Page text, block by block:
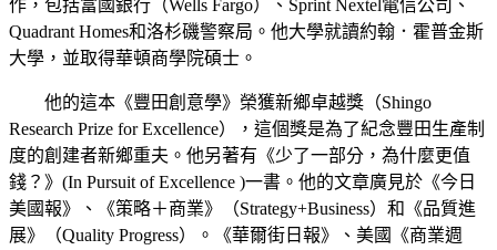
作，包括富國銀行（Wells Fargo）、Sprint Nextel電信公司、
Quadrant Homes和洛杉磯警察局。他大學就讀約翰．霍普金斯
大學，並取得華頓商學院碩士。
他的這本《豐田創意學》榮獲新鄉卓越獎（Shingo
Research Prize for Excellence），這個獎是為了紀念豐田生產制
度的創建者新鄉重夫。他另著有《少了一部分，為什麼更值
錢？》(In Pursuit of Excellence )一書。他的文章廣見於《今日
美國報》、《策略＋商業》（Strategy+Business）和《品質進
展》（Quality Progress）。《華爾街日報》、美國《商業週